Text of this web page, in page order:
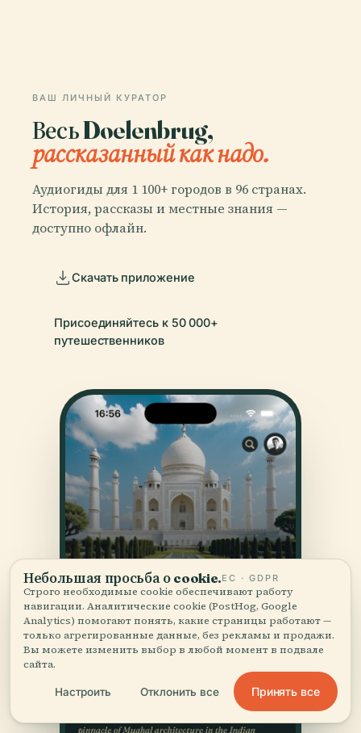
ВАШ ЛИЧНЫЙ КУРАТОР
Весь Doelenbrug,
рассказанный как надо.
Аудиогиды для 1 100+ городов в 96 странах.
История, рассказы и местные знания —
доступно офлайн.
Скачать приложение
Присоединяйтесь к 50 000+
путешественников
Небольшая просьба о cookie.ЕС · GDPR
Строго необходимые cookie обеспечивают работу
навигации. Аналитические cookie (PostHog, Google
Analytics) помогают понять, какие страницы работают —
только агрегированные данные, без рекламы и продажи.
Вы можете изменить выбор в любой момент в подвале
сайта.
Настроить Отклонить все Принять все